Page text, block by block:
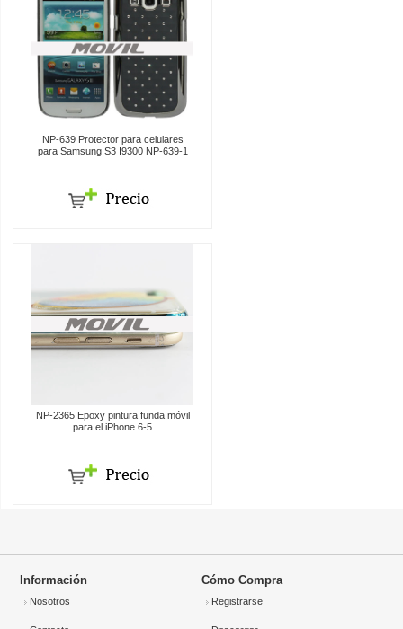
NP-639 Protector para celulares
para Samsung S3 I9300 NP-639-1
NP-2365 Epoxy pintura funda móvil
para el iPhone 6-5
Información
Nosotros
Cómo Compra
Registrarse